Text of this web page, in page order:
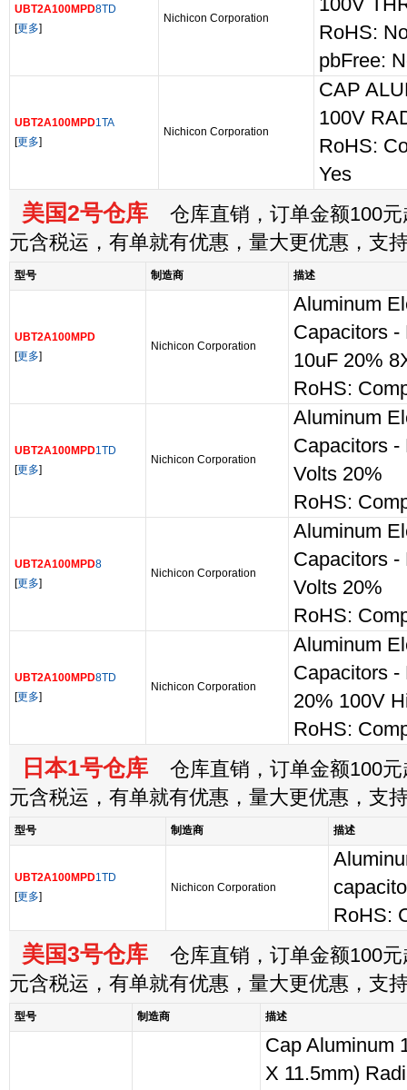
UBT2A100MPD8TD
[更多]
Nichicon Corporation
100V
RoHS:
pbFree:
UBT2A100MPD1TA
[更多]
Nichicon Corporation
CAP
100V
RoHS:
Yes
美国2号仓库 仓库直销，订单金额100元
元含税运，有单就有优惠，量大更优惠，支
型号 制造商 描述
UBT2A100MPD
[更多]
Nichicon Corporation
Aluminum
Capacitors -
10uF 20%
RoHS:
UBT2A100MPD1TD
[更多]
Nichicon Corporation
Aluminum
Capacitors -
Volts 20%
RoHS:
UBT2A100MPD8
[更多]
Nichicon Corporation
Aluminum
Capacitors -
Volts 20%
RoHS:
UBT2A100MPD8TD
[更多]
Nichicon Corporation
Aluminum
Capacitors -
20% 100V
RoHS:
日本1号仓库 仓库直销，订单金额100元
元含税运，有单就有优惠，量大更优惠，支
型号 制造商 描述
UBT2A100MPD1TD
[更多]
Nichicon Corporation
RoHS:
美国3号仓库 仓库直销，订单金额100元
元含税运，有单就有优惠，量大更优惠，支
型号 制造商 描述
Cap Aluminum
X 11.5mm)